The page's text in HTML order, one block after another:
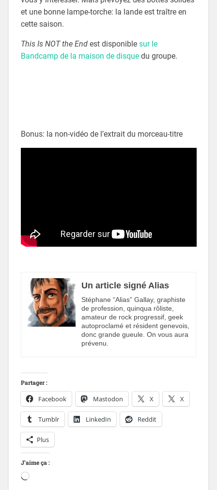
et une bonne lampe-torche: la lande est traître en
cette saison.
This Is NOT the Endest disponible sur le
Bandcamp de la maison de disquedu groupe.
Bonus: la non-vidéo de l’extrait du morceau-titre
Un article signé Alias
Stéphane “Alias” Gallay, graphiste
de profession, quinqua rôliste,
amateur de rock progressif, geek
autoproclamé et résident genevois,
donc grande gueule. On vous aura
prévenu.
Partager :
Facebook Mastodon X X
Tumblr LinkedIn Reddit
Plus
J’aime ça :